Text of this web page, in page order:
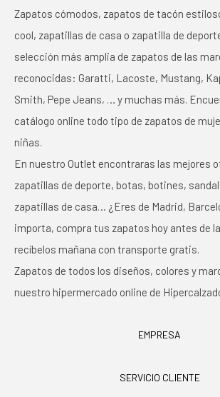
Zapatos cómodos, zapatos de tacón
cool, zapatillas de casa o zapatilla de
selección más amplia de zapatos de las
reconocidas: Garatti, Lacoste, Mustang,
Smith, Pepe Jeans, … y muchas más.
catálogo online todo tipo de zapatos de
niñas.
En nuestro Outlet encontraras las mejores
zapatillas de deporte, botas, botines,
zapatillas de casa… ¿Eres de Madrid,
importa, compra tus zapatos hoy antes de
recíbelos mañana con transporte gratis.
Zapatos de todos los diseños, colores y
nuestro hipermercado online de
EMPRESA
SERVICIO CLIENTE